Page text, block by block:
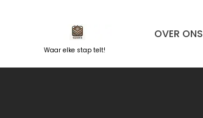
Waar elke stap telt!
OVER ONS